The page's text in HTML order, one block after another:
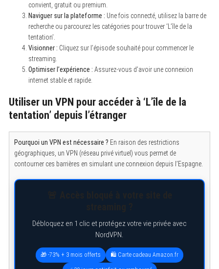
convient, gratuit ou premium.
Naviguer sur la plateforme : Une fois connecté, utilisez la barre de
recherche ou parcourez les catégories pour trouver ‘L’île de la
tentation’.
Visionner : Cliquez sur l’épisode souhaité pour commencer le
streaming.
Optimiser l’expérience : Assurez-vous d’avoir une connexion
internet stable et rapide.
Utiliser un VPN pour accéder à ‘L’île de la
tentation’ depuis l’étranger
Pourquoi un VPN est nécessaire ? En raison des restrictions
géographiques, un VPN (réseau privé virtuel) vous permet de
contourner ces barrières en simulant une connexion depuis l’Espagne.
Débloquez en 1 clic et protégez votre vie privée avec
NordVPN.
🎁 -73% + 3 mois offerts 🛍️ Carte cadeau Amazon.fr